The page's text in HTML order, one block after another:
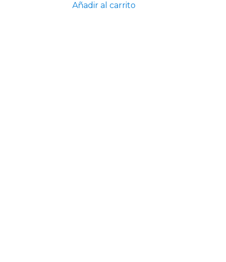
Añadir al carrito